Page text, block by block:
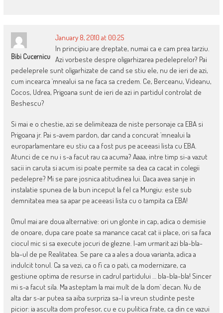
Bibi Cucernicu
January 8, 2010 at 00:25
In principiu are dreptate, numai ca e cam prea tarziu.
Azi vorbeste despre oligarhizarea pedeleprelor? Pai
pedeleprele sunt oligarhizate de cand se stiu ele, nu de ieri de azi,
cum incearca `mnealui sa ne faca sa credem. Ce, Berceanu, Videanu,
Cocos, Udrea, Prigoana sunt de ieri de azi in partidul controlat de
Beshescu?
Si mai e o chestie, azi se delimiteaza de niste personaje ca EBA si
Prigoana jr. Pai s-avem pardon, dar cand a concurat `mnealui la
europarlamentare eu stiu ca a fost pus pe aceeasi lista cu EBA.
Atunci de ce nu i s-a facut rau ca acuma? Aaaa, intre timp si-a vazut
sacii in caruta si acum isi poate permite sa dea ca cacat in colegii
pedelepre? Mi se pare josnica atitudinea lui. Daca avea sanje in
instalatie spunea de la bun inceput la fel ca Mungiu: este sub
demnitatea mea sa apar pe aceeasi lista cu o tampita ca EBA!
Omul mai are doua alternative: ori un glonte in cap, adica o demisie
de onoare, dupa care poate sa manance cacat cat ii place, ori sa faca
ciocul mic si sa execute jocuri de glezne. I-am urmarit azi bla-bla-
bla-ul de pe Realitatea. Se pare ca a ales a doua varianta, adica a
indulcit tonul. Ca sa vezi, ca o fi ca o pati, ca modernizare, ca
gestiune optima de resurse in cadrul partidului … bla-bla-bla! Sincer
mi s-a facut sila. Ma asteptam la mai mult de la dom` decan. Nu de
alta dar s-ar putea sa aiba surpriza sa-l ia vreun studinte peste
picior: ia asculta dom profesor, cu e cu pulitica frate, ca din ce vazui